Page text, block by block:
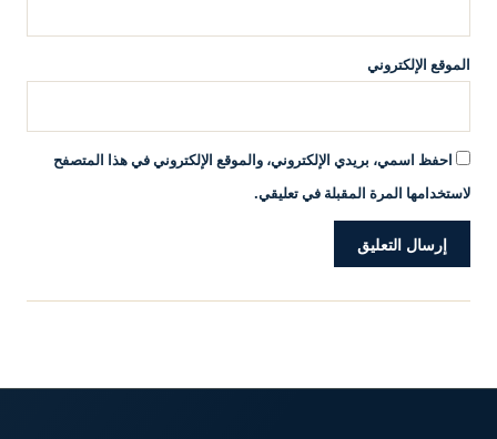
الموقع الإلكتروني
احفظ اسمي، بريدي الإلكتروني، والموقع الإلكتروني في هذا المتصفح
لاستخدامها المرة المقبلة في تعليقي.